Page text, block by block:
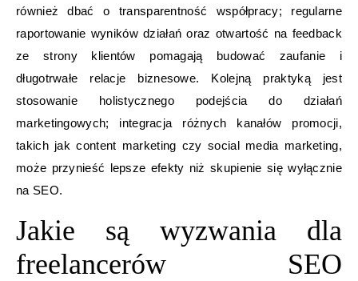
również dbać o transparentność współpracy; regularne
raportowanie wyników działań oraz otwartość na feedback
ze strony klientów pomagają budować zaufanie i
długotrwałe relacje biznesowe. Kolejną praktyką jest
stosowanie holistycznego podejścia do działań
marketingowych; integracja różnych kanałów promocji,
takich jak content marketing czy social media marketing,
może przynieść lepsze efekty niż skupienie się wyłącznie
na SEO.
Jakie są wyzwania dla
freelancerów SEO